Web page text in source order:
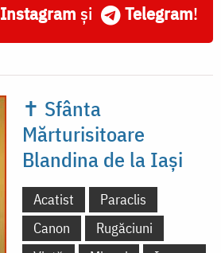
Instagram și Telegram!
✝ Sfânta
Mărturisitoare
Blandina de la Iași
Acatist
Paraclis
Canon
Rugăciuni